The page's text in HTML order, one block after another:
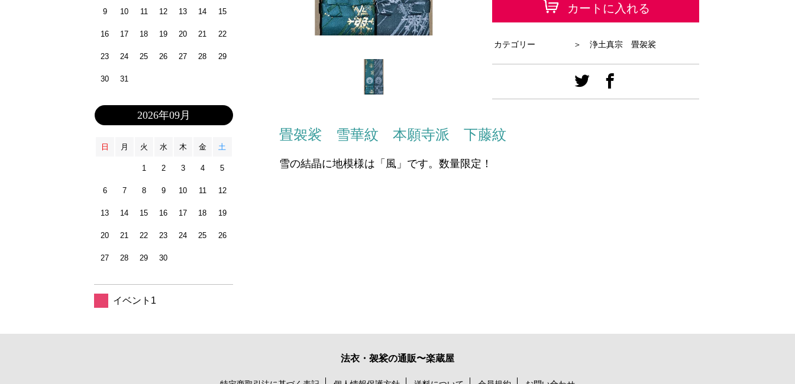
カートに入れる
カテゴリー ＞ 浄土真宗 畳袈裟
畳袈裟 雪華紋 本願寺派 下藤紋
雪の結晶に地模様は「風」です。数量限定！
9 10 11 12 13 14 15
16 17 18 19 20 21 22
23 24 25 26 27 28 29
30 31
2026年09月
日 月 火 水 木 金 土
1 2 3 4 5
6 7 8 9 10 11 12
13 14 15 16 17 18 19
20 21 22 23 24 25 26
27 28 29 30
イベント1
法衣・袈裟の通販〜楽蔵屋